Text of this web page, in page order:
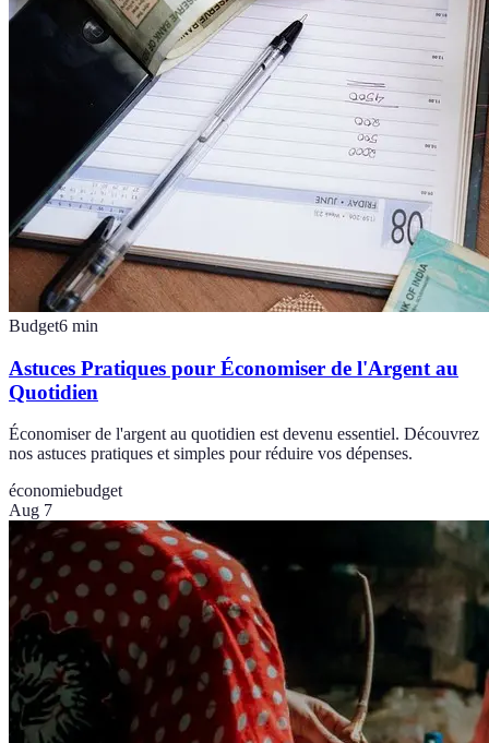
Budget6 min
Astuces Pratiques pour Économiser de l'Argent au
Quotidien
Économiser de l'argent au quotidien est devenu essentiel. Découvrez
nos astuces pratiques et simples pour réduire vos dépenses.
économiebudget
Aug 7